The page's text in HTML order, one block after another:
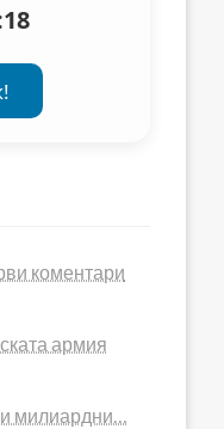
коментари
армия
милиардни…